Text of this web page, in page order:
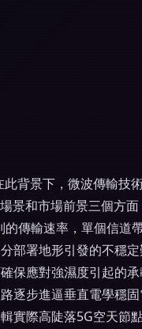
背景下，微波傳輸技
景和市場前景三個方
傳輸速率，單個信道
部署地形引發的不穩
保應對強濕度引起的
逐步進逼垂直電學穩
實際高陡落5G空天節